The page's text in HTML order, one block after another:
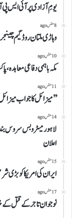
یومِ آزادی پر آئی ایس پی
8 منٹس ago
وہاڑی ملتان روڈ گیم
10 منٹس ago
مکہ باہمی دفاعی
11 منٹس ago
’’میزائل کا جواب
14 منٹس ago
اعلان
15 منٹس ago
ایران کی امریکا کو بڑی شرطیں،
17 منٹس ago
نوجوان تاجر کے قتل کے